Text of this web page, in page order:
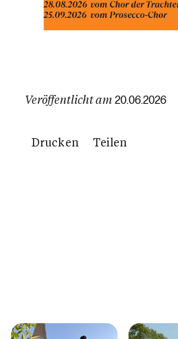
Veröffentlicht am 20.06.2026
Drucken Teilen